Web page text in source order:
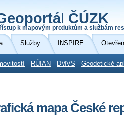
ČÚZK
k mapovým produktům a službám
Služby INSPIRE
RÚIAN DMVS Geodetické
mapa České